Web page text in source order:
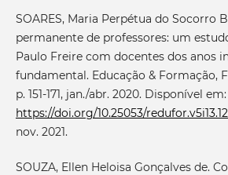
SOARES, Maria Perpétua do Socorro
permanente de professores: um
Paulo Freire com docentes dos anos
fundamental. Educação & Formação,
p. 151-171, jan./abr. 2020. Disponível em:
https://doi.org/10.25053/
nov. 2021.
SOUZA, Ellen Heloisa Gonçalves de.